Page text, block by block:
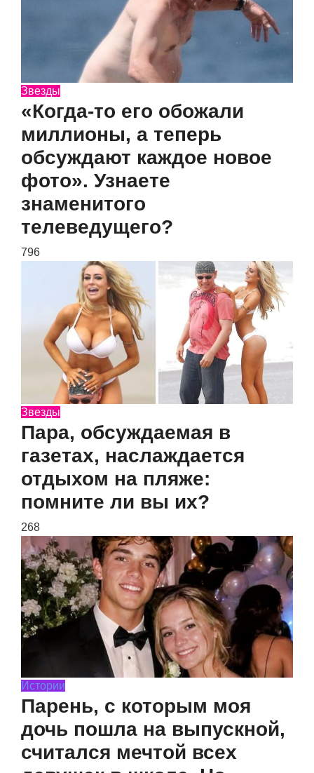
Звезды
«Когда-то его обожали
миллионы, а теперь
обсуждают каждое новое
фото». Узнаете
знаменитого
телеведущего?
796
Звезды
Пара, обсуждаемая в
газетах, наслаждается
отдыхом на пляже:
помните ли вы их?
268
Истории
Парень, с которым моя
дочь пошла на выпускной,
считался мечтой всех